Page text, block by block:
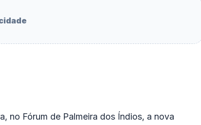
no Fórum de Palmeira dos Índios, a nova